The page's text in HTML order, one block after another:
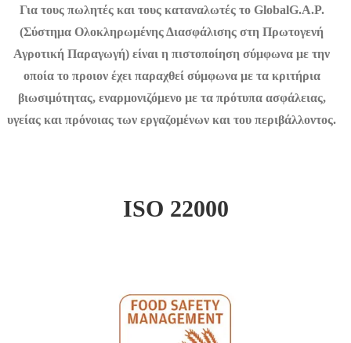
Για τους πωλητές και τους καταναλωτές το GlobalG.A.P.
(Σύστημα Ολοκληρωμένης Διασφάλισης στη Πρωτογενή
Αγροτική Παραγωγή) είναι η πιστοποίηση σύμφωνα με την
οποία το προιον έχει παραχθεί σύμφωνα με τα κριτήρια
βιωσιμότητας, εναρμονιζόμενο με τα πρότυπα ασφάλειας,
υγείας και πρόνοιας των εργαζομένων και του περιβάλλοντος.
ISO 22000